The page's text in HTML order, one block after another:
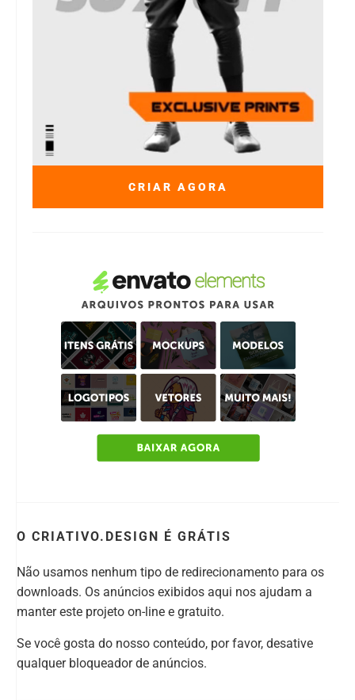
CRIAR AGORA
O CRIATIVO.DESIGN É GRÁTIS
Não usamos nenhum tipo de redirecionamento para os
downloads. Os anúncios exibidos aqui nos ajudam a
manter este projeto on-line e gratuito.
Se você gosta do nosso conteúdo, por favor, desative
qualquer bloqueador de anúncios.